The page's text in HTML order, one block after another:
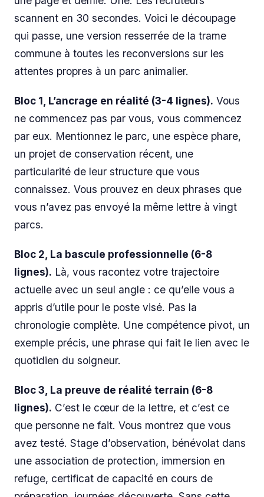
scannent en 30 secondes. Voici le découpage
qui passe, une version resserrée de la trame
commune à toutes les reconversions sur les
attentes propres à un parc animalier.
Bloc 1, L’ancrage en réalité (3-4 lignes). Vous
ne commencez pas par vous, vous commencez
par eux. Mentionnez le parc, une espèce phare,
un projet de conservation récent, une
particularité de leur structure que vous
connaissez. Vous prouvez en deux phrases que
vous n’avez pas envoyé la même lettre à vingt
parcs.
Bloc 2, La bascule professionnelle (6-8
lignes). Là, vous racontez votre trajectoire
actuelle avec un seul angle : ce qu’elle vous a
appris d’utile pour le poste visé. Pas la
chronologie complète. Une compétence pivot, un
exemple précis, une phrase qui fait le lien avec le
quotidien du soigneur.
Bloc 3, La preuve de réalité terrain (6-8
lignes). C’est le cœur de la lettre, et c’est ce
que personne ne fait. Vous montrez que vous
avez testé. Stage d’observation, bénévolat dans
une association de protection, immersion en
refuge, certificat de capacité en cours de